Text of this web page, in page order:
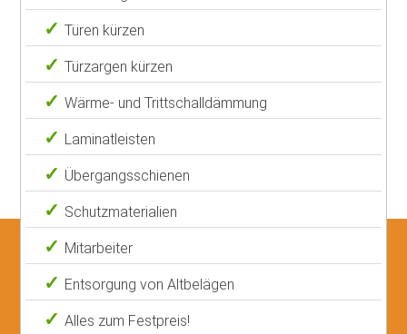
Türen kürzen
Türzargen kürzen
Wärme- und Trittschalldämmung
Laminatleisten
Übergangsschienen
Schutzmaterialien
Mitarbeiter
Entsorgung von Altbelägen
Alles zum Festpreis!